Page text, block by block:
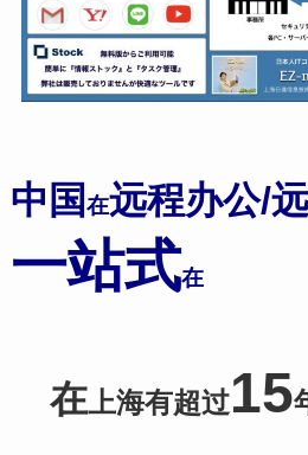
中国 在远程办公/
一站式在
在上海有超过15